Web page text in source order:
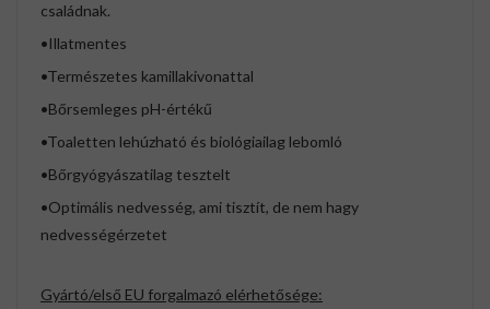
családnak.
•Illatmentes
•Természetes kamillakivonattal
•Bőrsemleges pH-értékű
•Toaletten lehúzható és biológiailag lebomló
•Bőrgyógyászatilag tesztelt
•Optimális nedvesség, ami tisztít, de nem hagy
nedvességérzetet
Gyártó/első EU forgalmazó elérhetősége: